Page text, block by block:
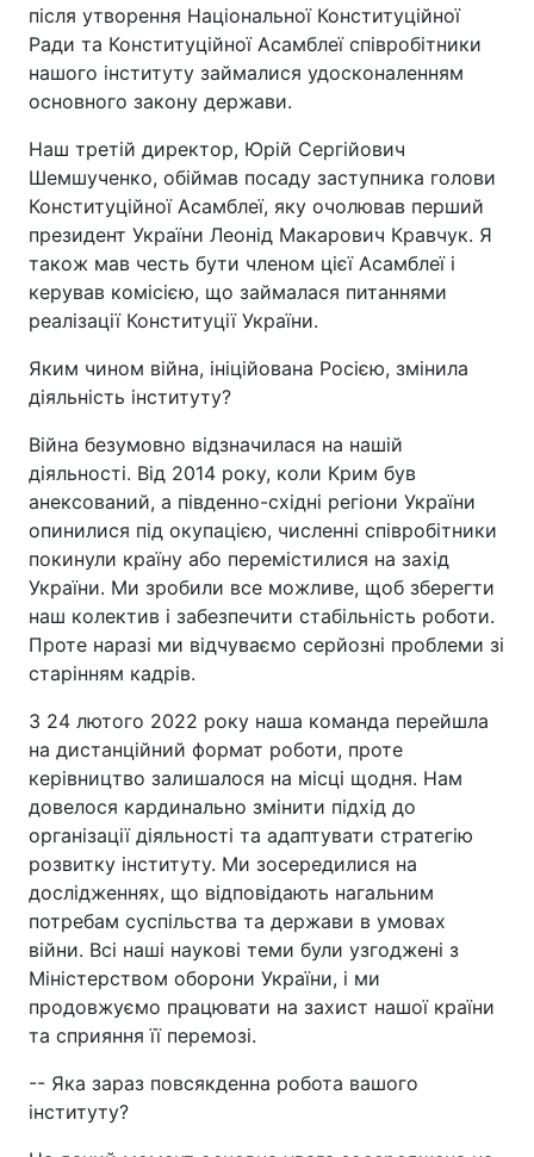
після утворення Національної Конституційної
Ради та Конституційної Асамблеї співробітники
нашого інституту займалися удосконаленням
основного закону держави.
Наш третій директор, Юрій Сергійович
Шемшученко, обіймав посаду заступника голови
Конституційної Асамблеї, яку очолював перший
президент України Леонід Макарович Кравчук. Я
також мав честь бути членом цієї Асамблеї і
керував комісією, що займалася питаннями
реалізації Конституції України.
Яким чином війна, ініційована Росією, змінила
діяльність інституту?
Війна безумовно відзначилася на нашій
діяльності. Від 2014 року, коли Крим був
анексований, а південно-східні регіони України
опинилися під окупацією, численні співробітники
покинули країну або перемістилися на захід
України. Ми зробили все можливе, щоб зберегти
наш колектив і забезпечити стабільність роботи.
Проте наразі ми відчуваємо серйозні проблеми зі
старінням кадрів.
З 24 лютого 2022 року наша команда перейшла
на дистанційний формат роботи, проте
керівництво залишалося на місці щодня. Нам
довелося кардинально змінити підхід до
організації діяльності та адаптувати стратегію
розвитку інституту. Ми зосередилися на
дослідженнях, що відповідають нагальним
потребам суспільства та держави в умовах
війни. Всі наші наукові теми були узгоджені з
Міністерством оборони України, і ми
продовжуємо працювати на захист нашої країни
та сприяння її перемозі.
-- Яка зараз повсякденна робота вашого
інституту?